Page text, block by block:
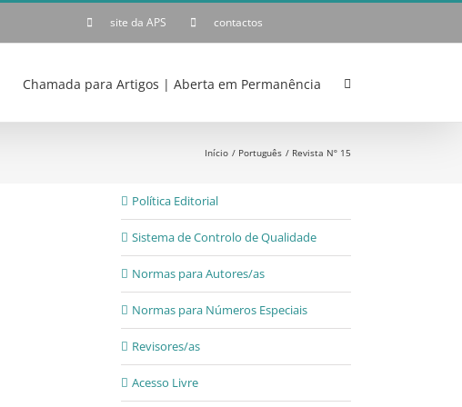
site da APS contactos
Chamada para Artigos | Aberta em Permanência
Início Português Revista Nº 15
Política Editorial
Sistema de Controlo de Qualidade
Normas para Autores/as
Normas para Números Especiais
Revisores/as
Acesso Livre